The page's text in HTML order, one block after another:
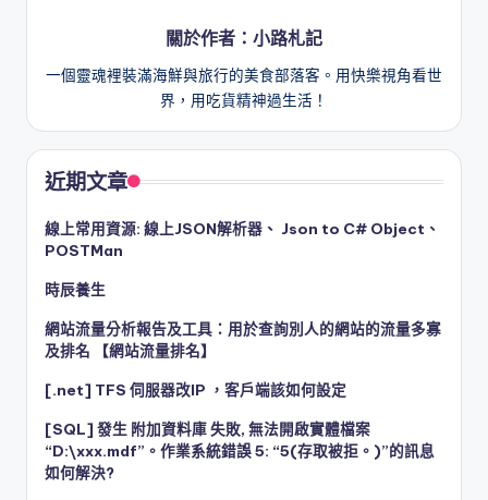
關於作者：小路札記
一個靈魂裡裝滿海鮮與旅行的美食部落客。用快樂視角看世
界，用吃貨精神過生活！
近期文章
線上常用資源: 線上JSON解析器、 Json to C# Object、
POSTMan
時辰養生
網站流量分析報告及工具：用於查詢別人的網站的流量多寡
及排名 【網站流量排名】
[.net] TFS 伺服器改IP ，客戶端該如何設定
[SQL] 發生 附加資料庫 失敗, 無法開啟實體檔案
“D:\xxx.mdf”。作業系統錯誤 5: “5(存取被拒。)”的訊息
如何解決?